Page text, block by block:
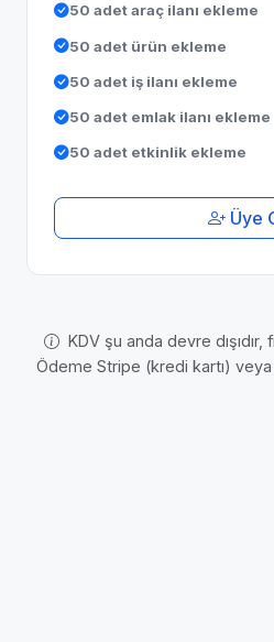
50 adet araç ilanı ekleme
50 adet ürün ekleme
50 adet iş ilanı ekleme
50 adet emlak ilanı ekleme
50 adet etkinlik ekleme
Üye
KDV şu anda devre
Ödeme Stripe (kredi kartı) veya